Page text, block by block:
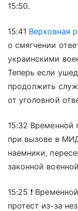
15:50.
15:41 Верховная
о смягчении
украинскими
Теперь если
продолжить
от уголовной
15:32 Временной
при вызове в
наемники,
законной
15:25 ❗️
протест из-за